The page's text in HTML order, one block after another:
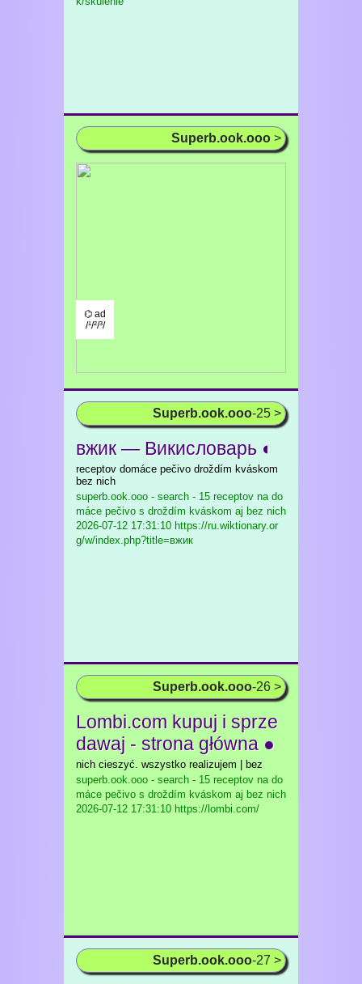
Superb.ook.ooo >
⌬ ad
/¹/²/³/
Superb.ook.ooo-25 >
вжик — Викисловарь ◐
receptov domáce pečivo droždím kváskom
bez nich
superb.ook.ooo - search - 15 receptov na do
máce pečivo s droždím kváskom aj bez nich
2026-07-12 17:31:10 https://ru.wiktionary.or
g/w/index.php?title=вжик
Superb.ook.ooo-26 >
Lombi.com kupuj i sprze
dawaj - strona główna ●
nich cieszyć. wszystko realizujem | bez
superb.ook.ooo - search - 15 receptov na do
máce pečivo s droždím kváskom aj bez nich
2026-07-12 17:31:10 https://lombi.com/
Superb.ook.ooo-27 >